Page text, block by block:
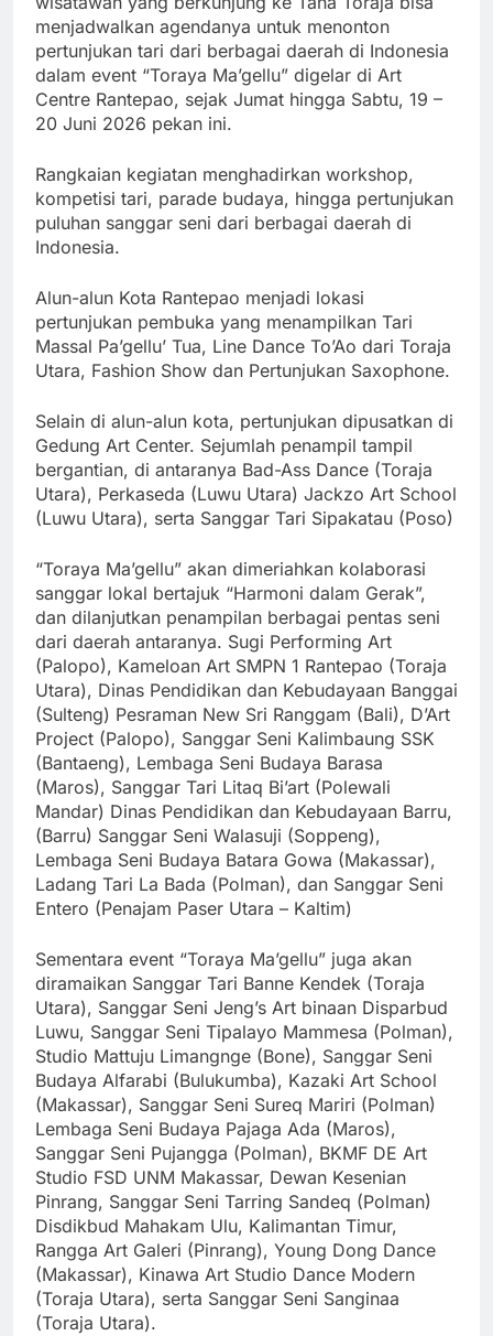
Ucapkan “Free
Palestine”,
Karyawan
Burger King
Lebih dari
US$170.000
Menko
Pendorong
Program
Pemerintah
menjadwalkan agendanya untuk menonton
pertunjukan tari dari berbagai daerah di Indonesia
dalam event “Toraya Ma’gellu” digelar di Art
Centre Rantepao, sejak Jumat hingga Sabtu, 19 –
20 Juni 2026 pekan ini.
Rangkaian kegiatan menghadirkan workshop,
kompetisi tari, parade budaya, hingga pertunjukan
puluhan sanggar seni dari berbagai daerah di
Indonesia.
Alun-alun Kota Rantepao menjadi lokasi
pertunjukan pembuka yang menampilkan Tari
Massal Pa’gellu’ Tua, Line Dance To’Ao dari Toraja
Utara, Fashion Show dan Pertunjukan Saxophone.
Selain di alun-alun kota, pertunjukan dipusatkan di
Gedung Art Center. Sejumlah penampil tampil
bergantian, di antaranya Bad-Ass Dance (Toraja
Utara), Perkaseda (Luwu Utara) Jackzo Art School
(Luwu Utara), serta Sanggar Tari Sipakatau (Poso)
“Toraya Ma’gellu” akan dimeriahkan kolaborasi
sanggar lokal bertajuk “Harmoni dalam Gerak”,
dan dilanjutkan penampilan berbagai pentas seni
dari daerah antaranya. Sugi Performing Art
(Palopo), Kameloan Art SMPN 1 Rantepao (Toraja
Utara), Dinas Pendidikan dan Kebudayaan Banggai
(Sulteng) Pesraman New Sri Ranggam (Bali), D’Art
Project (Palopo), Sanggar Seni Kalimbaung SSK
(Bantaeng), Lembaga Seni Budaya Barasa
(Maros), Sanggar Tari Litaq Bi’art (Polewali
Mandar) Dinas Pendidikan dan Kebudayaan Barru,
(Barru) Sanggar Seni Walasuji (Soppeng),
Lembaga Seni Budaya Batara Gowa (Makassar),
Ladang Tari La Bada (Polman), dan Sanggar Seni
Entero (Penajam Paser Utara – Kaltim)
Sementara event “Toraya Ma’gellu” juga akan
diramaikan Sanggar Tari Banne Kendek (Toraja
Utara), Sanggar Seni Jeng’s Art binaan Disparbud
Luwu, Sanggar Seni Tipalayo Mammesa (Polman),
Studio Mattuju Limangnge (Bone), Sanggar Seni
Budaya Alfarabi (Bulukumba), Kazaki Art School
(Makassar), Sanggar Seni Sureq Mariri (Polman)
Lembaga Seni Budaya Pajaga Ada (Maros),
Sanggar Seni Pujangga (Polman), BKMF DE Art
Studio FSD UNM Makassar, Dewan Kesenian
Pinrang, Sanggar Seni Tarring Sandeq (Polman)
Disdikbud Mahakam Ulu, Kalimantan Timur,
Rangga Art Galeri (Pinrang), Young Dong Dance
(Makassar), Kinawa Art Studio Dance Modern
(Toraja Utara), serta Sanggar Seni Sanginaa
(Toraja Utara).